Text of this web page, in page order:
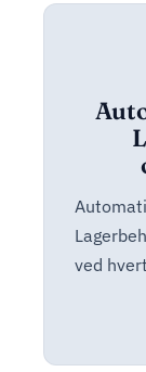
ved